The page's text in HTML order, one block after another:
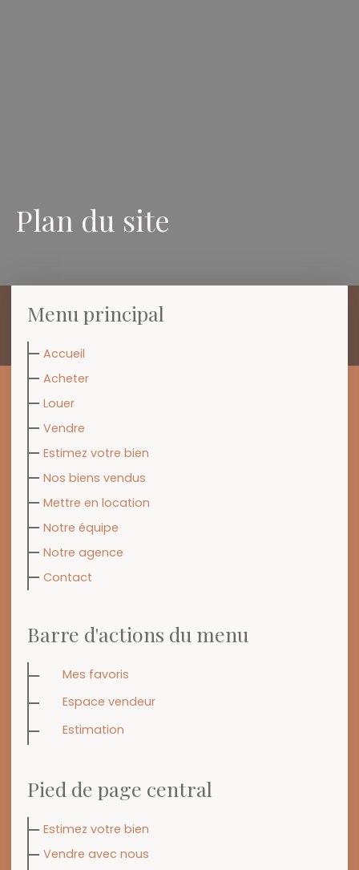
Plan du site
Menu principal
Accueil
Acheter
Louer
Vendre
Estimez votre bien
Nos biens vendus
Mettre en location
Notre équipe
Notre agence
Contact
Barre d'actions du menu
Mes favoris
Espace vendeur
Estimation
Pied de page central
Estimez votre bien
Vendre avec nous